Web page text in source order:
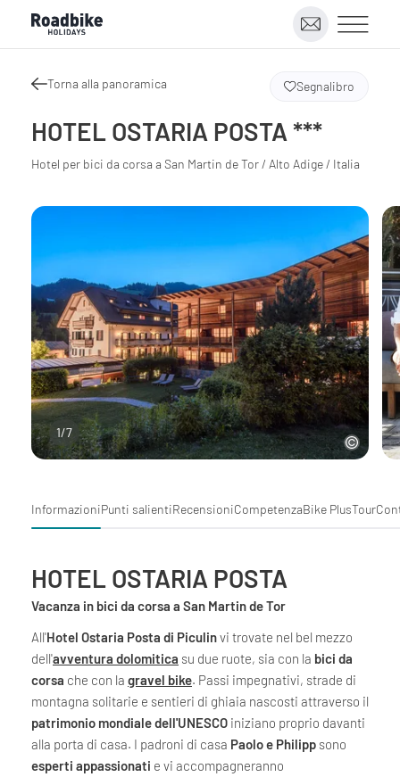
Torna alla panoramica
HOTEL OSTARIA POSTA ***
Hotel per bici da corsa a San Martin de Tor / Alto Adige / Italia
Segnalibro
1/7
InformazioniPunti salientiRecensioniCompetenzaBike PlusTour
HOTEL OSTARIA POSTA
Vacanza in bici da corsa a San Martin de Tor
All'Hotel Ostaria Posta di Piculinvi trovate nel bel mezzo
dell'avventura dolomitica su due ruote, sia con la bici da
corsa che con la gravel bike. Passi impegnativi, strade di
montagna solitarie e sentieri di ghiaia nascosti attraverso il
patrimonio mondiale dell'UNESCO iniziano proprio davanti
alla porta di casa. I padroni di casa Paolo e Philipp sono
esperti appassionati e vi accompagneranno